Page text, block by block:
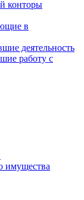
конторы
в
деятельность
работу с
имущества